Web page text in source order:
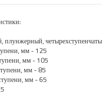
плунжерный,
мм - 125
мм - 105
мм - 85
плунжера